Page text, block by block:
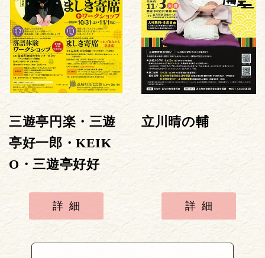
三遊亭円楽・三遊
亭好一郎・KEIK
O・三遊亭好好
詳細
立川晴の輔
詳細